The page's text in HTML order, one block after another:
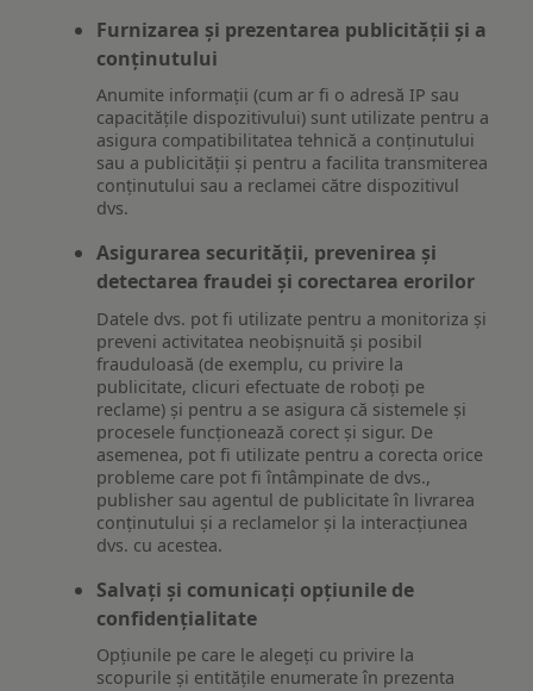
Furnizarea și prezentarea publicității și a
conținutului
Anumite informații (cum ar fi o adresă IP sau
capacitățile dispozitivului) sunt utilizate pentru a
asigura compatibilitatea tehnică a conținutului
sau a publicității și pentru a facilita transmiterea
conținutului sau a reclamei către dispozitivul
dvs.
Asigurarea securității, prevenirea și
detectarea fraudei și corectarea erorilor
Datele dvs. pot fi utilizate pentru a monitoriza și
preveni activitatea neobișnuită și posibil
frauduloasă (de exemplu, cu privire la
publicitate, clicuri efectuate de roboți pe
reclame) și pentru a se asigura că sistemele și
procesele funcționează corect și sigur. De
asemenea, pot fi utilizate pentru a corecta orice
probleme care pot fi întâmpinate de dvs.,
publisher sau agentul de publicitate în livrarea
conținutului și a reclamelor și la interacțiunea
dvs. cu acestea.
Salvați și comunicați opțiunile de
confidențialitate
Opțiunile pe care le alegeți cu privire la
scopurile și entitățile enumerate în prezenta